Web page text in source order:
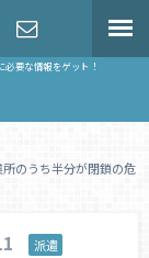
必要な情報をゲット！
い合せ
のうち半分が閉鎖の危
派遣